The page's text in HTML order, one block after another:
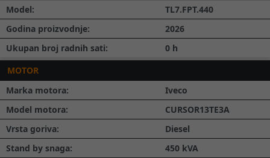
Model:
TL7.FPT.440
Godina proizvodnje:
2026
Ukupan broj radnih sati:
0 h
MOTOR
Marka motora:
Iveco
Model motora:
CURSOR13TE3A
Vrsta goriva:
Diesel
Stand by snaga:
450 kVA